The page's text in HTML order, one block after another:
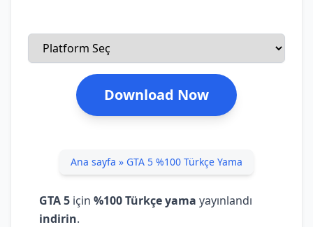
Download Now
Ana sayfa » GTA 5 %100 Türkçe Yama
GTA 5 için %100 Türkçe yama yayınlandı
indirin.